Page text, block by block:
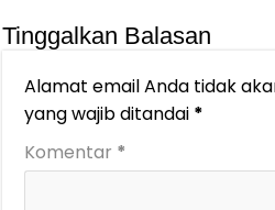
Tinggalkan Balasan
Alamat email Anda tidak
yang wajib ditandai *
Komentar *